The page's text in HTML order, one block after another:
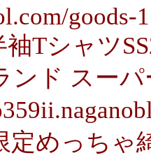
goods-
袖Tシャツ
ンド スー
定めっちゃ